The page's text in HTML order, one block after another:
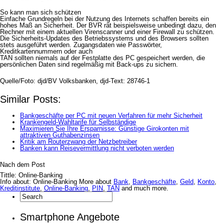
So kann man sich schützen
Einfache Grundregeln bei der Nutzung des Internets schaffen bereits ein
hohes Maß an Sicherheit. Der BVR rät beispielsweise unbedingt dazu, den
Rechner mit einem aktuellen Virenscanner und einer Firewall zu schützen.
Die Sicherheits-Updates des Betriebssystems und des Browsers sollten
stets ausgeführt werden. Zugangsdaten wie Passwörter,
Kreditkartennummern oder auch
TAN sollten niemals auf der Festplatte des PC gespeichert werden, die
persönlichen Daten sind regelmäßig mit Back-ups zu sichern.
Quelle/Foto: djd/BV Volksbanken, djd-Text: 28746-1
Similar Posts:
Bankgeschäfte per PC mit neuen Verfahren für mehr Sicherheit
Krankengeld-Wahltarife für Selbständige
Maximieren Sie Ihre Ersparnisse: Günstige Girokonten mit
attraktiven Guthabenzinsen
Kritik am Routerzwang der Netzbetreiber
Banken kann Reisevermittlung nicht verboten werden
Nach dem Post
Tittle: Online-Banking
Info about: Online-Banking More about Bank, Bankgeschäfte, Geld, Konto,
Kreditinstitute, Online-Banking, PIN, TAN and much more.
Smartphone Angebote